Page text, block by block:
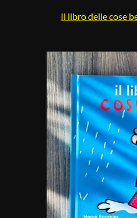
Il libro delle cose